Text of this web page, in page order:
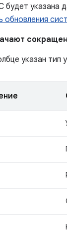
будет указана
обновления
указан тип